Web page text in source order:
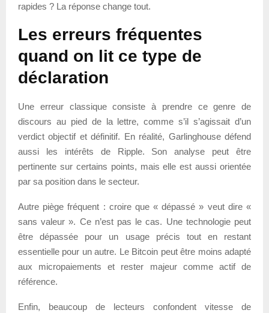
rapides ? La réponse change tout.
Les erreurs fréquentes
quand on lit ce type de
déclaration
Une erreur classique consiste à prendre ce genre de
discours au pied de la lettre, comme s’il s’agissait d’un
verdict objectif et définitif. En réalité, Garlinghouse défend
aussi les intérêts de Ripple. Son analyse peut être
pertinente sur certains points, mais elle est aussi orientée
par sa position dans le secteur.
Autre piège fréquent : croire que « dépassé » veut dire «
sans valeur ». Ce n’est pas le cas. Une technologie peut
être dépassée pour un usage précis tout en restant
essentielle pour un autre. Le Bitcoin peut être moins adapté
aux micropaiements et rester majeur comme actif de
référence.
Enfin, beaucoup de lecteurs confondent vitesse de